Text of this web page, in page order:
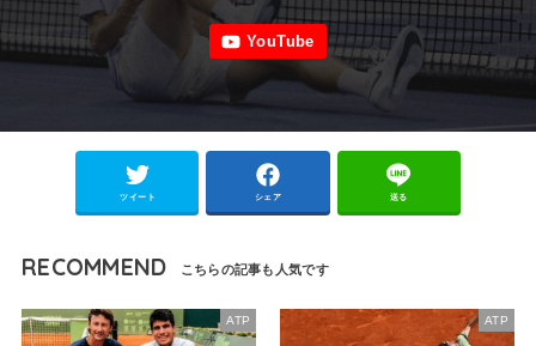
ツイート シェア 送る
RECOMMEND
ATP ATP